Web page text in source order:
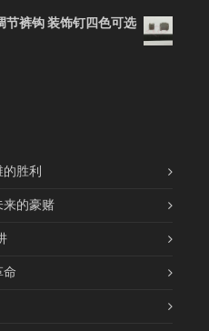
节裤钩 装饰钉四色可选
胜利
来的豪赌
命